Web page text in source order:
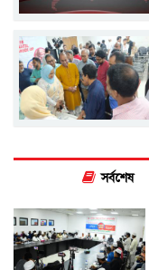
সর্বশেষ